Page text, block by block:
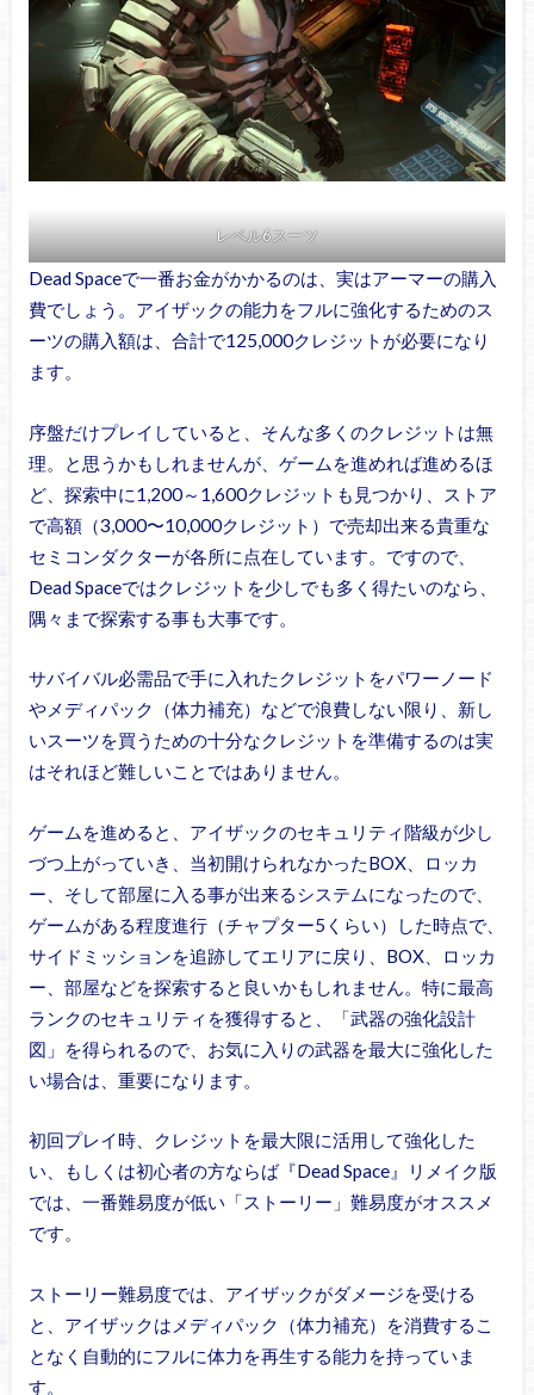
レベル6スーツ
Dead Spaceで一番お金がかかるのは、実はアーマーの購入
費でしょう。アイザックの能力をフルに強化するためのス
ーツの購入額は、合計で125,000クレジットが必要になり
ます。
序盤だけプレイしていると、そんな多くのクレジットは無
理。と思うかもしれませんが、ゲームを進めれば進めるほ
ど、探索中に1,200～1,600クレジットも見つかり、ストア
で高額（3,000〜10,000クレジット）で売却出来る貴重な
セミコンダクターが各所に点在しています。ですので、
Dead Spaceではクレジットを少しでも多く得たいのなら、
隅々まで探索する事も大事です。
サバイバル必需品で手に入れたクレジットをパワーノード
やメディパック（体力補充）などで浪費しない限り、新し
いスーツを買うための十分なクレジットを準備するのは実
はそれほど難しいことではありません。
ゲームを進めると、アイザックのセキュリティ階級が少し
づつ上がっていき、当初開けられなかったBOX、ロッカ
ー、そして部屋に入る事が出来るシステムになったので、
ゲームがある程度進行（チャプター5くらい）した時点で、
サイドミッションを追跡してエリアに戻り、BOX、ロッカ
ー、部屋などを探索すると良いかもしれません。特に最高
ランクのセキュリティを獲得すると、「武器の強化設計
図」を得られるので、お気に入りの武器を最大に強化した
い場合は、重要になります。
初回プレイ時、クレジットを最大限に活用して強化した
い、もしくは初心者の方ならば『Dead Space』リメイク版
では、一番難易度が低い「ストーリー」難易度がオススメ
です。
ストーリー難易度では、アイザックがダメージを受ける
と、アイザックはメディパック（体力補充）を消費するこ
となく自動的にフルに体力を再生する能力を持っていま
す。